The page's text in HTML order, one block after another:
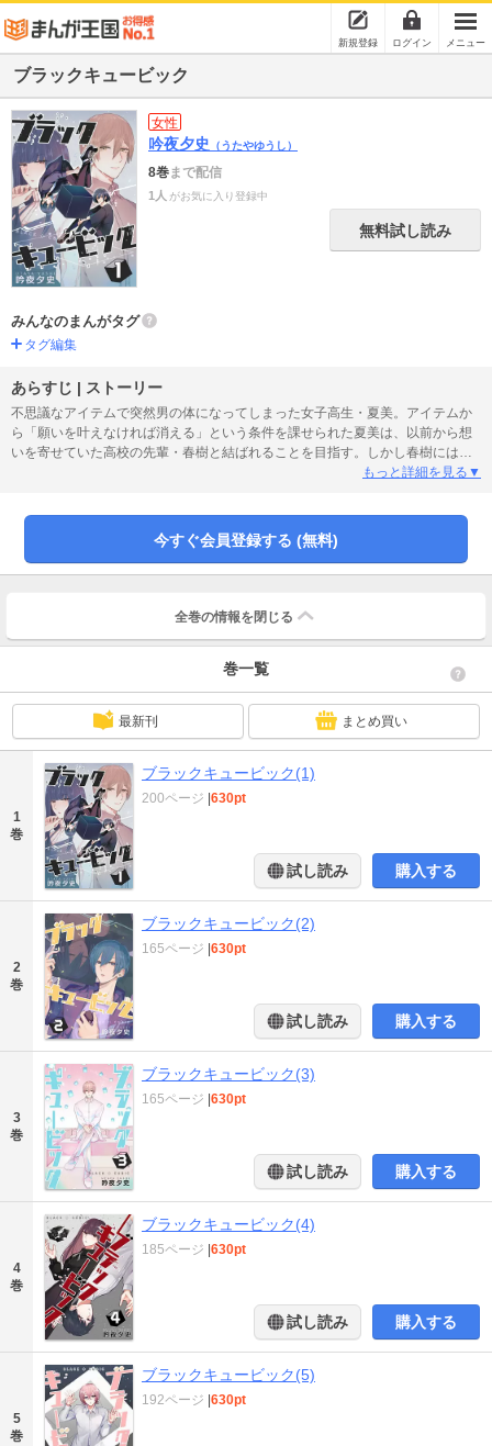
新規登録 ログイン メニュー
ブラックキュービック
女性
吟夜夕史 （うたやゆうし）
8巻まで配信
1人 がお気に入り登録中
無料試し読み
みんなのまんがタグ
タグ編集
あらすじ | ストーリー
不思議なアイテムで突然男の体になってしまった女子高生・夏美。アイテムか
ら「願いを叶えなければ消える」という条件を課せられた夏美は、以前から想
いを寄せていた高校の先輩・春樹と結ばれることを目指す。しかし春樹には他
に好きな人がいた。果たして男の姿になった夏美の運命は…。pixivにて総閲覧
版よりも大幅クオリティアップした電子書籍版がついに発行！各巻末にはおま
けマンガを収録！1～3巻にて第1部完結。第2部からは準備でき次第発行予定で
す。・1巻 本文173ページ＋追加8ページ 合計181ページ収録。
もっと詳細を見る▼
今すぐ会員登録する (無料)
全巻の情報を 閉じる
巻一覧
最新刊 まとめ買い
1
巻
ブラックキュービック(1)
200ページ 630pt
試し読み 購入する
2
巻
ブラックキュービック(2)
165ページ 630pt
試し読み 購入する
3
巻
ブラックキュービック(3)
165ページ 630pt
試し読み 購入する
4
巻
ブラックキュービック(4)
185ページ 630pt
試し読み 購入する
5
巻
ブラックキュービック(5)
192ページ 630pt